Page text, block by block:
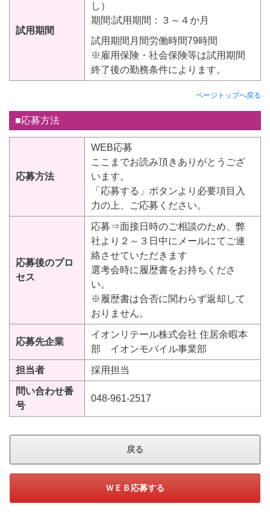
試用期間
し）
期間:試用期間：３～４か月
試用期間月間労働時間79時間
※雇用保険・社会保険等は試用期間
終了後の勤務条件によります。
ページトップへ戻る
■応募方法
応募方法
WEB応募
ここまでお読み頂きありがとうござ
います。
「応募する」ボタンより必要項目入
力の上、ご応募ください。
応募後のプロ
セス
応募⇒面接日時のご相談のため、弊
社より２～３日中にメールにてご連
絡させていただきます
選考会時に履歴書をお持ちくださ
い。
※履歴書は合否に関わらず返却して
おりません。
応募先企業
イオンリテール株式会社 住居余暇本
部 イオンモバイル事業部
担当者 採用担当
問い合わせ番
号
048-961-2517
戻る
ＷＥＢ応募する